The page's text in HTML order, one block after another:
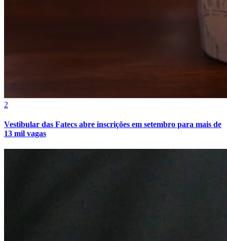
2
Vestibular das Fatecs abre inscrições em setembro para mais de
13 mil vagas